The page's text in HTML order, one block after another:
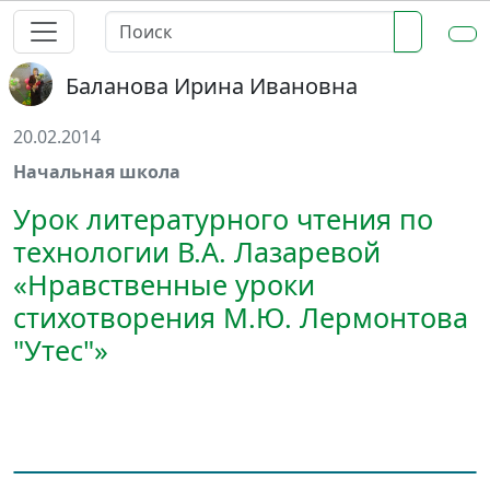
Баланова Ирина Ивановна
20.02.2014
Начальная школа
Урок литературного чтения по
технологии В.А. Лазаревой
«Нравственные уроки
стихотворения М.Ю. Лермонтова
"Утес"»